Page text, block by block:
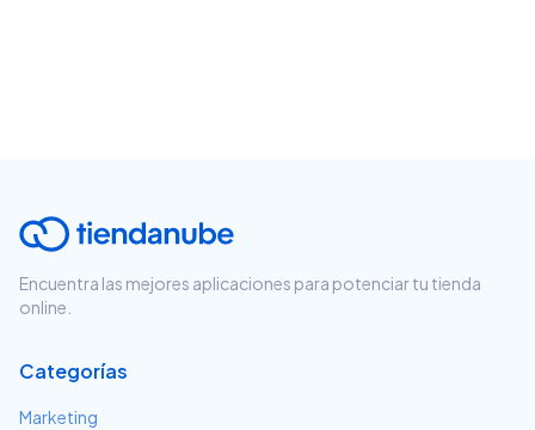
Encuentra las mejores aplicaciones para potenciar tu tienda
online.
Categorías
Marketing